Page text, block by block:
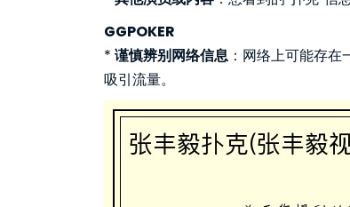
GGPOKER
* 谨慎辨别网络信息：网络上可能存在
吸引流量。